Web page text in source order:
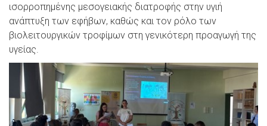
ισορροπημένης μεσογειακής διατροφής στην υγιή
ανάπτυξη των εφήβων, καθώς και τον ρόλο των
βιολειτουργικών τροφίμων στη γενικότερη προαγωγή της
υγείας.